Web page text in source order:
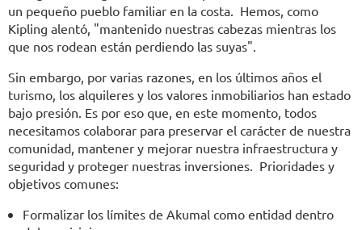
un pequeño pueblo familiar en la costa. Hemos, como
Kipling alentó, "mantenido nuestras cabezas mientras los
que nos rodean están perdiendo las suyas".
Sin embargo, por varias razones, en los últimos años el
turismo, los alquileres y los valores inmobiliarios han estado
bajo presión. Es por eso que, en este momento, todos
necesitamos colaborar para preservar el carácter de nuestra
comunidad, mantener y mejorar nuestra infraestructura y
seguridad y proteger nuestras inversiones. Prioridades y
objetivos comunes:
Formalizar los límites de Akumal como entidad dentro